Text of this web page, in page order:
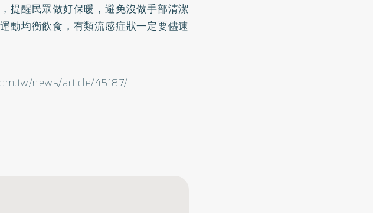
提醒民眾做好保暖，避免沒做手部清潔
動均衡飲食，有類流感症狀一定要儘速
news/article/45187/